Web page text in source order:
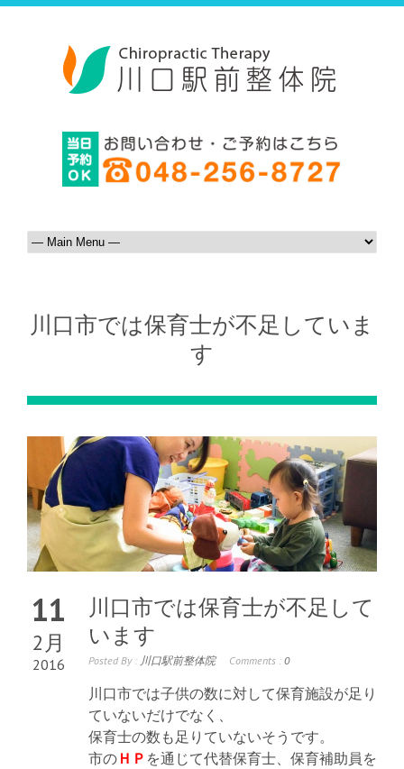
川口市では保育士が不足していま
す
11
2月
2016
川口市では保育士が不足して
います
Posted By : 川口駅前整体院 Comments : 0
川口市では子供の数に対して保育施設が足り
ていないだけでなく、
保育士の数も足りていないそうです。
市の ＨＰ を通じて代替保育士、保育補助員を